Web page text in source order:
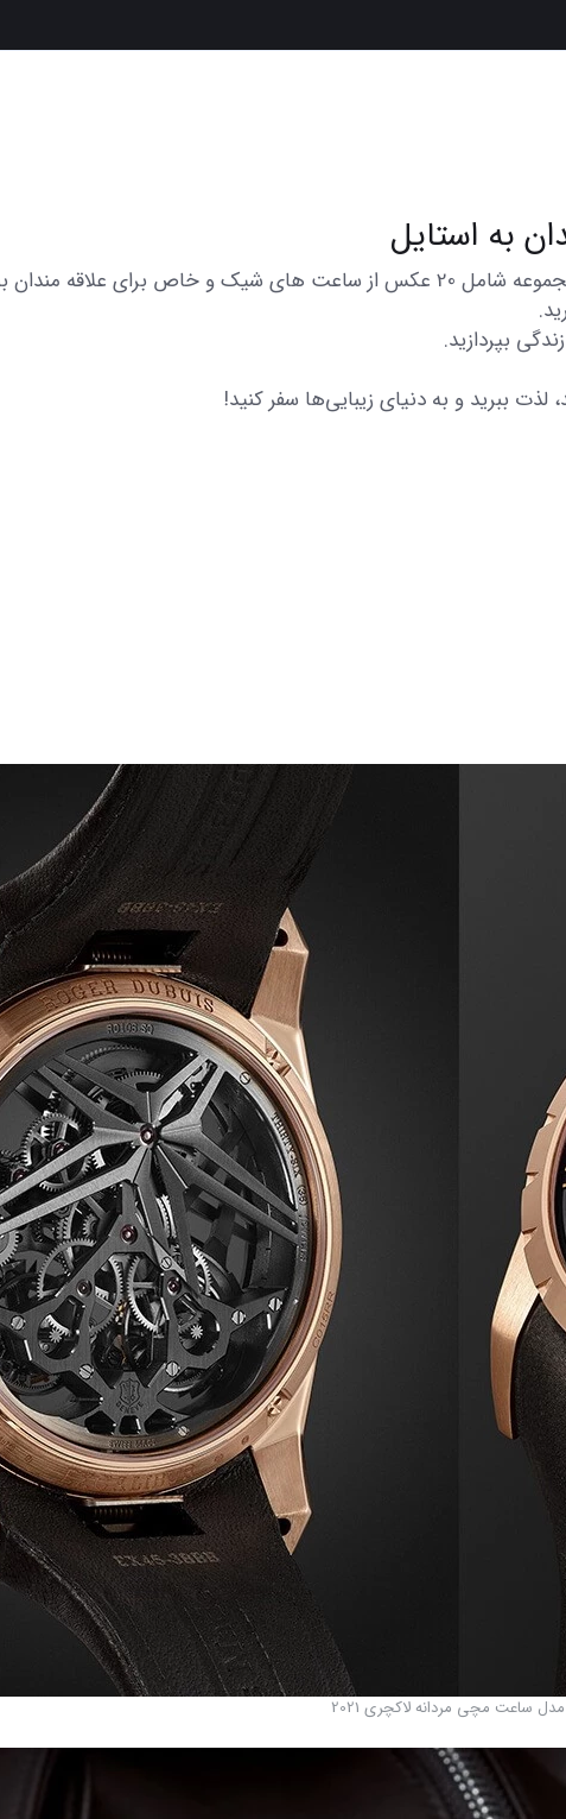
در اینجا شما را به تماشای مجموعه‌ای از عکس‌های متنوع و زیبا دعوت می‌کنیم. این مجموعه شامل 20 عکس
بپردازید.
ببرید و به دنیای زیبایی‌ها سفر کنید!